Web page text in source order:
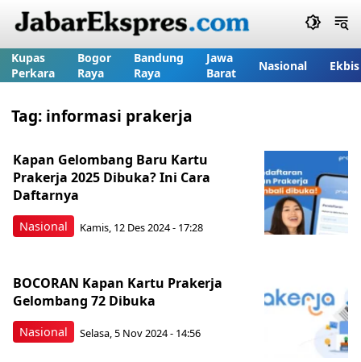
Kupas
Perkara
Bogor
Raya
Bandung
Raya
Jawa
Barat
Nasional Ekbis
Tag: informasi prakerja
Nasional
Kapan Gelombang Baru Kartu
Prakerja 2025 Dibuka? Ini Cara
Daftarnya
Kamis, 12 Des 2024 - 17:28
Nasional
BOCORAN Kapan Kartu Prakerja
Gelombang 72 Dibuka
Selasa, 5 Nov 2024 - 14:56